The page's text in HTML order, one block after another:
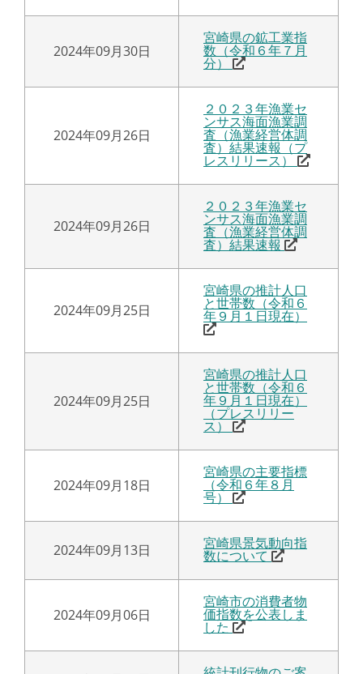
2024年09月30日
宮崎県の鉱工業指
数（令和６年７月
分）
2024年09月26日
２０２３年漁業セ
ンサス海面漁業調
査（漁業経営体調
査）結果速報（プ
レスリリース）
2024年09月26日
２０２３年漁業セ
ンサス海面漁業調
査（漁業経営体調
査）結果速報
2024年09月25日
宮崎県の推計人口
と世帯数（令和６
年９月１日現在）
2024年09月25日
宮崎県の推計人口
と世帯数（令和６
年９月１日現在）
（プレスリリー
ス）
2024年09月18日
宮崎県の主要指標
（令和６年８月
号）
2024年09月13日
宮崎県景気動向指
数について
2024年09月06日
宮崎市の消費者物
価指数を公表しま
した